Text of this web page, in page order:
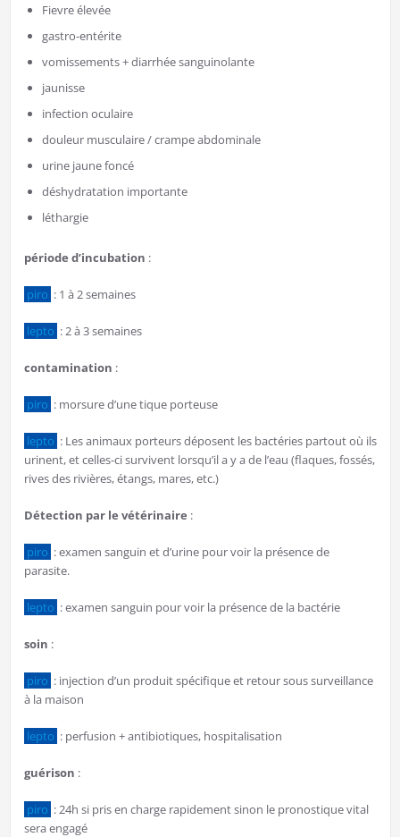
Fievre élevée
gastro-entérite
vomissements + diarrhée sanguinolante
jaunisse
infection oculaire
douleur musculaire / crampe abdominale
urine jaune foncé
déshydratation importante
léthargie
période d’incubation :
piro : 1 à 2 semaines
lepto : 2 à 3 semaines
contamination :
piro : morsure d’une tique porteuse
lepto : Les animaux porteurs déposent les bactéries partout où ils
urinent, et celles-ci survivent lorsqu’il a y a de l’eau (flaques, fossés,
rives des rivières, étangs, mares, etc.)
Détection par le vétérinaire :
piro : examen sanguin et d’urine pour voir la présence de
parasite.
lepto : examen sanguin pour voir la présence de la bactérie
soin :
piro : injection d’un produit spécifique et retour sous surveillance
à la maison
lepto : perfusion + antibiotiques, hospitalisation
guérison :
piro : 24h si pris en charge rapidement sinon le pronostique vital
sera engagé